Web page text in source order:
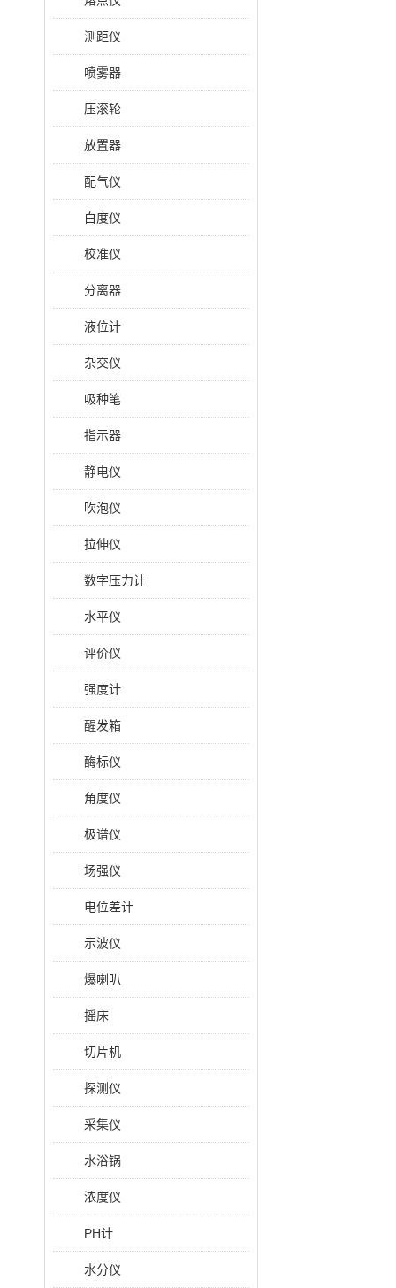
测距仪
喷雾器
压滚轮
放置器
配气仪
白度仪
校准仪
分离器
液位计
杂交仪
吸种笔
指示器
静电仪
吹泡仪
拉伸仪
数字压力计
水平仪
评价仪
强度计
醒发箱
酶标仪
角度仪
极谱仪
场强仪
电位差计
示波仪
爆喇叭
摇床
切片机
探测仪
采集仪
水浴锅
浓度仪
PH计
水分仪